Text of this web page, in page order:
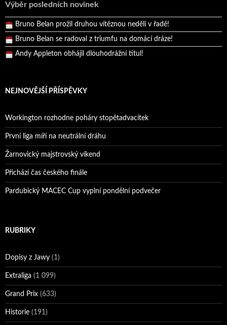
Výběr posledních novinek
Pražský přebor neskrblil překvapeními!
Bruno Belan prožil druhou vítěznou neděli v řadě!
Bruno Belan se radoval z triumfu na domácí dráze!
Andy Appleton obhájil dlouhodrážní titul!
NEJNOVĚJŠÍ PŘÍSPĚVKY
Workington rozhodne poháry stopětadvacítek
První liga míří na neutrální dráhu
Žarnovický majstrovský víkend
Přichází čas českého finále
Pardubický MACEC Cup vyplní pondělní podvečer
RUBRIKY
Dopisy z Jawy (1)
Extraliga (1 099)
Grand Prix (633)
Historie (191)